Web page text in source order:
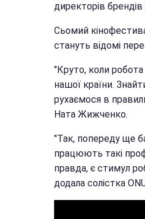
директорів брендів
Сьомий
стануть відомі
"Круто, коли
нашої країни.
рухаємося в
Ната Жижченко.
"Так, попереду ще
працюють такі
правда, є стимул
додала солістка